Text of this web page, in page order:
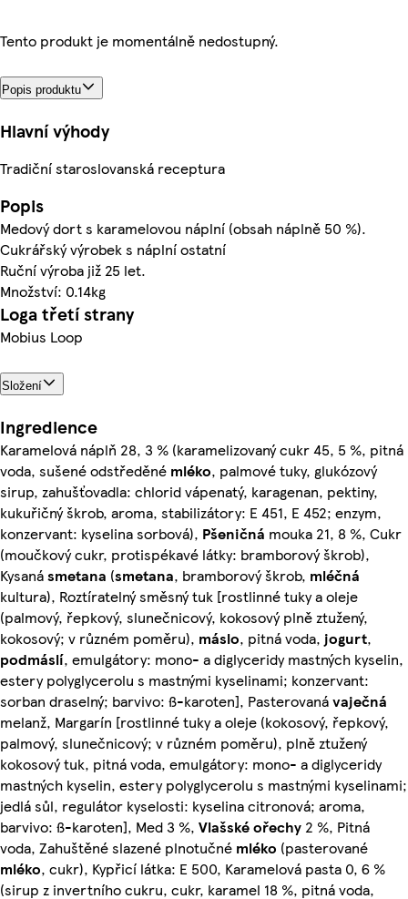
Tento produkt je momentálně nedostupný.
Popis produktu
Hlavní výhody
Tradiční staroslovanská receptura
Popis
Medový dort s karamelovou náplní (obsah náplně 50 %).
Cukrářský výrobek s náplní ostatní
Ruční výroba již 25 let.
Množství: 0.14kg
Loga třetí strany
Mobius Loop
Složení
Ingredience
Karamelová náplň 28, 3 % (karamelizovaný cukr 45, 5 %, pitná
voda, sušené odstředěné mléko, palmové tuky, glukózový
sirup, zahušťovadla: chlorid vápenatý, karagenan, pektiny,
kukuřičný škrob, aroma, stabilizátory: E 451, E 452; enzym,
konzervant: kyselina sorbová), Pšeničná mouka 21, 8 %, Cukr
(moučkový cukr, protispékavé látky: bramborový škrob),
Kysanásmetana (smetana, bramborový škrob, mléčná
kultura), Roztíratelný směsný tuk [rostlinné tuky a oleje
(palmový, řepkový, slunečnicový, kokosový plně ztužený,
kokosový; v různém poměru), máslo, pitná voda, jogurt,
podmáslí, emulgátory: mono- a diglyceridy mastných kyselin,
estery polyglycerolu s mastnými kyselinami; konzervant:
sorban draselný; barvivo: ß-karoten], Pasterovanávaječná
melanž, Margarín [rostlinné tuky a oleje (kokosový, řepkový,
palmový, slunečnicový; v různém poměru), plně ztužený
kokosový tuk, pitná voda, emulgátory: mono- a diglyceridy
mastných kyselin, estery polyglycerolu s mastnými kyselinami;
jedlá sůl, regulátor kyselosti: kyselina citronová; aroma,
barvivo: ß-karoten], Med 3 %, Vlašské ořechy 2 %, Pitná
voda, Zahuštěné slazené plnotučné mléko (pasterované
mléko, cukr), Kypřicí látka: E 500, Karamelová pasta 0, 6 %
(sirup z invertního cukru, cukr, karamel 18 %, pitná voda,